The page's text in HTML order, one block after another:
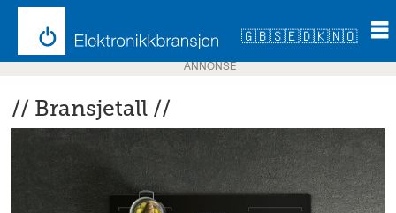
🇬🇧🇸🇪🇩🇰🇳🇴
ANNONSE
// Bransjetall //